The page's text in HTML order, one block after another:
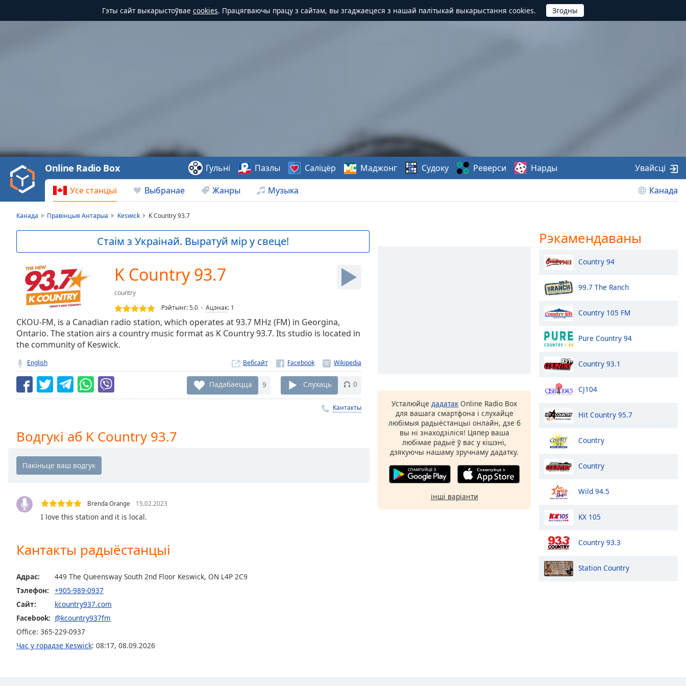
Гэты сайт выкарыстоўвае cookies. Працягваючы працу з сайтам, вы згаджаецеся з нашай палітыкай выкарыстання cookies.
Play
Video
Play
Backward
Skip
Current
Duration-:-
Loaded:
TypeLIVE
Seek to
live,
currently
LIVE
Remaining
Playback
Rate
Chapters
Descriptions
descriptions
subtitles
settings
opens
subtitles
dialog
subtitles
Усе станцыі Выбранае Жанры Музыка Канада
Online Radio Box Гульні Пазлы Саліцёр Маджонг Судоку Реверси Нарды Увайсці
Канада Правінцыя Антарыа Keswick K Country 93.7
Стаім з Украінай. Выратуй мір у свеце!
K Country 93.7
country
Рэйтынг:5.0 Ацэнак: 1
CKOU-FM, is a Canadian radio station, which operates at 93.7 MHz (FM) in Georgina,
Ontario. The station airs a country music format as K Country 93.7. Its studio is located in
the community of Keswick.
English Вебсайт
Падабаецца 9 Слухаць 0
Кантакты
Водгукі аб K Country 93.7
Brenda Orange 15.02.2023
I love this station and it is local.
Кантакты радыёстанцыі
Адрас:
449 The Queensway South 2nd Floor Keswick, ON L4P 2C9
Тэлефон:
+905-989-0937
Сайт:
kcountry937.com
Facebook: @kcountry937fm
Office: 365-229-0937
Час у горадзе Keswick: 08:17, 08.09.2026
Усталюйце дадатак Online Radio Box
для вашага смартфона і слухайце
любімыя радыёстанцыі онлайн, дзе б
вы ні знаходзіліся! Цяпер ваша
любімае радыё ў вас у кішэні,
дзякуючы нашаму зручнаму дадатку.
інші варіанти
Рэкамендаваны
Country 94
99.7 The Ranch
Country 105 FM
Pure Country 94
Country 93.1
CJ104
Hit Country 95.7
Country
Country
Wild 94.5
KX 105
Country 93.3
Station Country